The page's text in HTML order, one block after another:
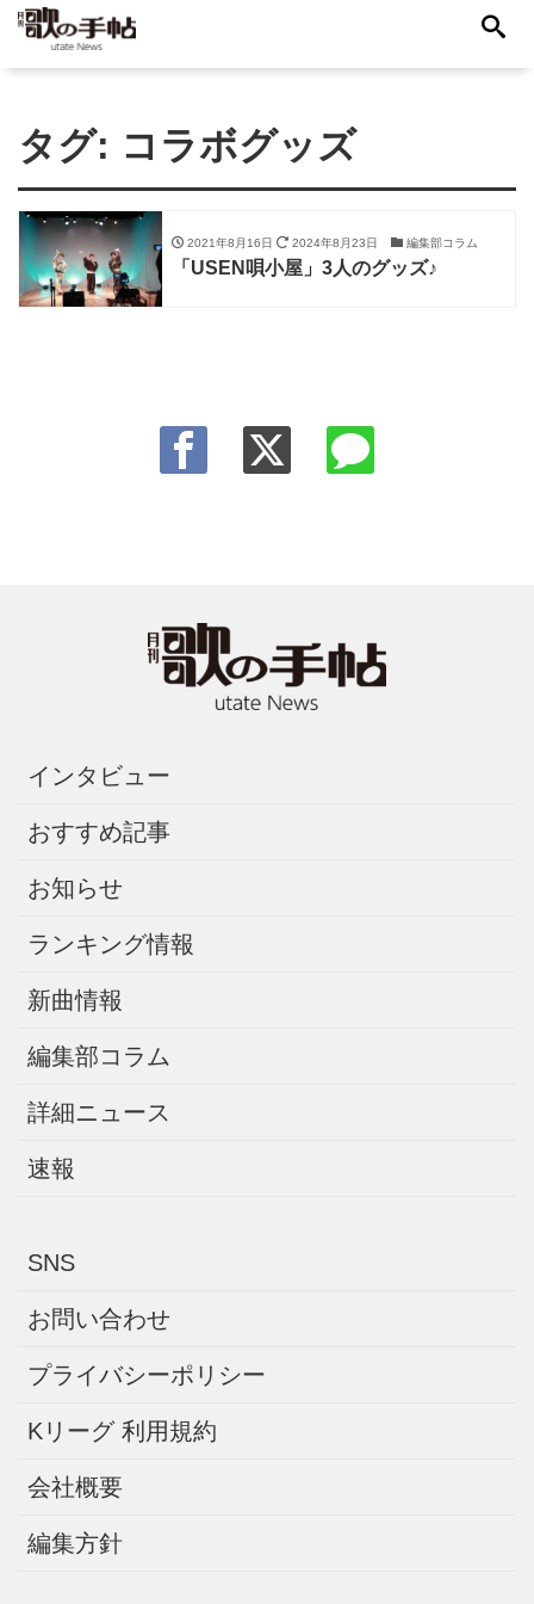
タグ: コラボグッズ
2021年8月16日 2024年8月23日 編集部コラム
「USEN唄小屋」3人のグッズ♪
インタビュー
おすすめ記事
お知らせ
ランキング情報
新曲情報
編集部コラム
詳細ニュース
速報
SNS
お問い合わせ
プライバシーポリシー
Kリーグ 利用規約
会社概要
編集方針